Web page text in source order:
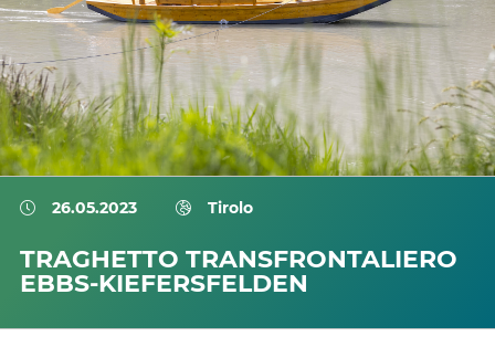
26.05.2023 Tirolo
TRAGHETTO TRANSFRONTALIERO
EBBS-KIEFERSFELDEN